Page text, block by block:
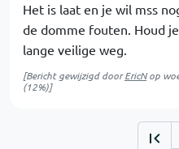
Het is laat en je wil mss
de domme fouten. Houd
lange veilige weg.
[Bericht gewijzigd doorEricNop
(12%)]